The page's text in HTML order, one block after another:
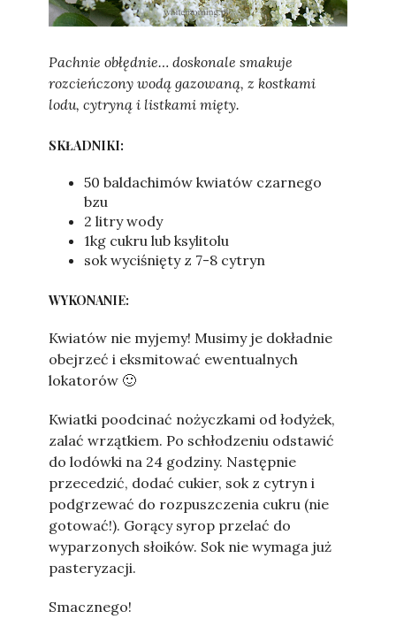
Sylwia
Pachnie obłędnie… doskonale smakuje
rozcieńczony wodą gazowaną, z kostkami
lodu, cytryną i listkami mięty.
SKŁADNIKI:
50 baldachimów kwiatów czarnego
bzu
2 litry wody
1kg cukru lub ksylitolu
sok wyciśnięty z 7-8 cytryn
WYKONANIE:
Kwiatów nie myjemy! Musimy je dokładnie
obejrzeć i eksmitować ewentualnych
lokatorów 🙂
Kwiatki poodcinać nożyczkami od łodyżek,
zalać wrzątkiem. Po schłodzeniu odstawić
do lodówki na 24 godziny. Następnie
przecedzić, dodać cukier, sok z cytryn i
podgrzewać do rozpuszczenia cukru (nie
gotować!). Gorący syrop przelać do
wyparzonych słoików. Sok nie wymaga już
pasteryzacji.
Smacznego!